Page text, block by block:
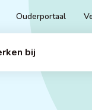
Ouderportaal
bij